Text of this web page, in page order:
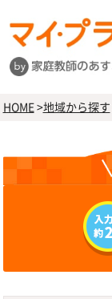
HOME>地域から探す